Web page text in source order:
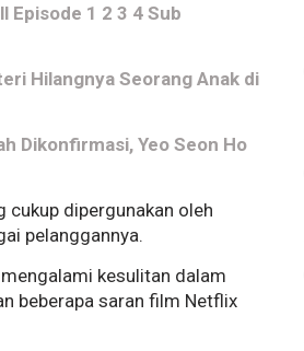
Episode 1 2 3 4 Sub
Hilangnya Seorang Anak di
Dikonfirmasi, Yeo Seon Ho
dipergunakan oleh
pelanggannya.
kesulitan dalam
beberapa saran film Netflix